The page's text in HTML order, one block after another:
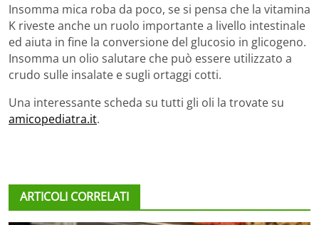
Insomma mica roba da poco, se si pensa che la vitamina
K riveste anche un ruolo importante a livello intestinale
ed aiuta in fine la conversione del glucosio in glicogeno.
Insomma un olio salutare che può essere utilizzato a
crudo sulle insalate e sugli ortaggi cotti.
Una interessante scheda su tutti gli oli la trovate su
amicopediatra.it.
ARTICOLI CORRELATI